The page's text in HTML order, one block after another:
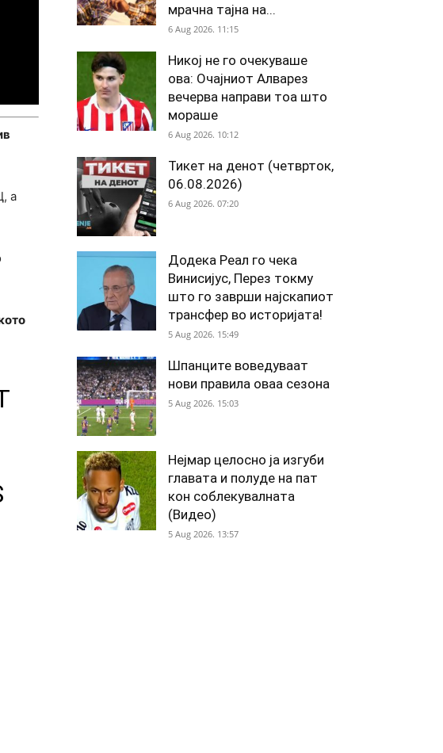
а
мрачна тајна на...
6 Aug 2026. 11:15
Никој не го очекуваше
ова: Очајниот Алварез
вечерва направи тоа што
мораше
6 Aug 2026. 10:12
Тикет на денот (четврток,
06.08.2026)
6 Aug 2026. 07:20
Додека Реал го чека
Винисијус, Перез токму
што го заврши најскапиот
трансфер во историјата!
5 Aug 2026. 15:49
Шпанците воведуваат
нови правила оваа сезона
5 Aug 2026. 15:03
Нејмар целосно ја изгуби
главата и полуде на пат
кон соблекувалната
(Видео)
5 Aug 2026. 13:57